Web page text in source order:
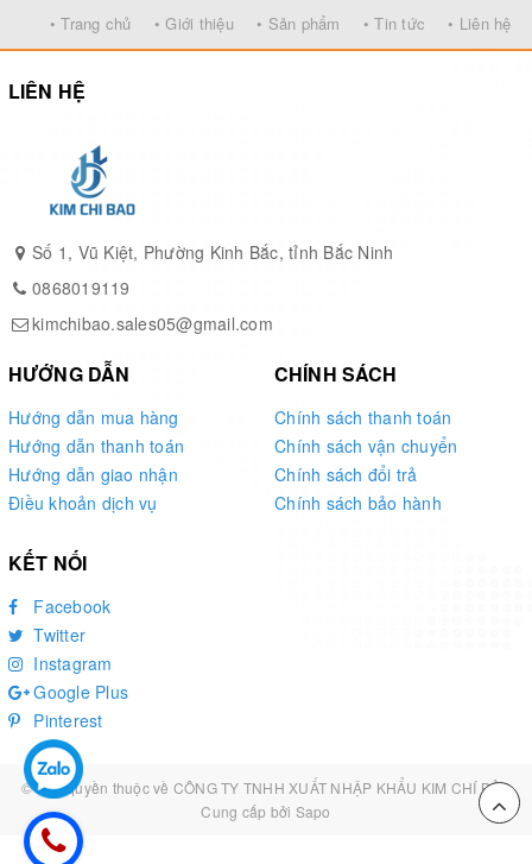
Nguyên lý hoạt động của bếp nướng gas
Với những ai chưa quen với bếp nướng gas, Kim Chí Bảo
sẽ hướng dẫn bạn nguyên lý hoạt động của loại lò nướng
này. Bếp nướng gas 6 thanh đốt đốt nóng lớp gốm bằng tia
hồng ngoại, nhiệt tỏa ra từ thanh gốm nhẹ nhàng nướng
nhập vào thực phẩm đồng thời duy trì độ đồng đều khi nấu.
Nhanh chóng, tiết kiệm và thân thiện với môi trường hơn so
với việc sử dụng bếp than.
• Trang chủ • Giới thiệu • Sản phẩm • Tin tức • Liên hệ
LIÊN HỆ
Số 1, Vũ Kiệt, Phường Kinh Bắc, tỉnh Bắc Ninh
0868019119
kimchibao.sales05@gmail.com
HƯỚNG DẪN
Hướng dẫn mua hàng
Hướng dẫn thanh toán
Hướng dẫn giao nhận
Điều khoản dịch vụ
CHÍNH SÁCH
Chính sách thanh toán
Chính sách vận chuyển
Chính sách đổi trả
Chính sách bảo hành
KẾT NỐI
Facebook
Twitter
Instagram
Google Plus
Pinterest
© Bản quyền thuộc về CÔNG TY TNHH XUẤT NHẬP KHẨU KIM CHÍ BẢO
Cung cấp bởi Sapo